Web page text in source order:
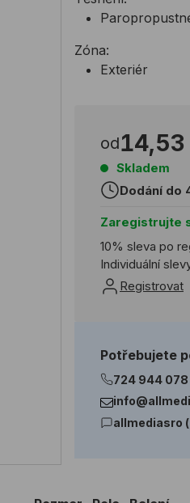
Zóna:
Exteriér
od14,53
Skladem
Dodání do
Zaregistrujte
10% sleva po
Individuální
Registrovat
Potřebujete
724 944 078
allmediasro